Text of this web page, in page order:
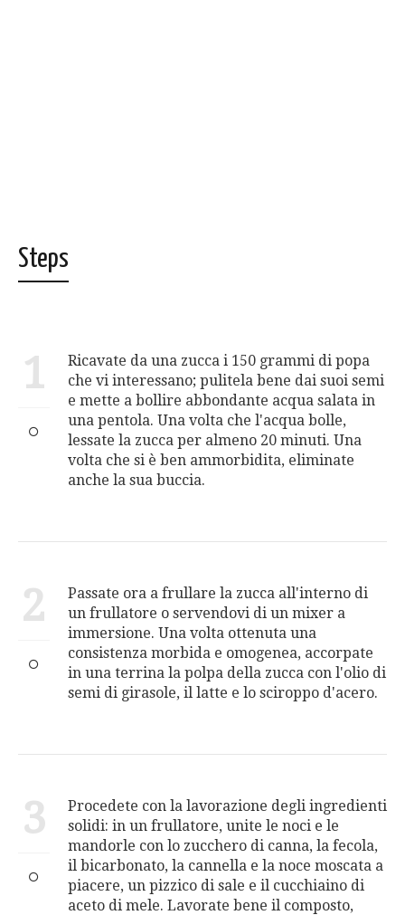
Steps
1
Ricavate da una zucca i 150 grammi di popa
che vi interessano; pulitela bene dai suoi semi
e mette a bollire abbondante acqua salata in
una pentola. Una volta che l'acqua bolle,
lessate la zucca per almeno 20 minuti. Una
volta che si è ben ammorbidita, eliminate
anche la sua buccia.
2
Passate ora a frullare la zucca all'interno di
un frullatore o servendovi di un mixer a
immersione. Una volta ottenuta una
consistenza morbida e omogenea, accorpate
in una terrina la polpa della zucca con l'olio di
semi di girasole, il latte e lo sciroppo d'acero.
3
Procedete con la lavorazione degli ingredienti
solidi: in un frullatore, unite le noci e le
mandorle con lo zucchero di canna, la fecola,
il bicarbonato, la cannella e la noce moscata a
piacere, un pizzico di sale e il cucchiaino di
aceto di mele. Lavorate bene il composto,